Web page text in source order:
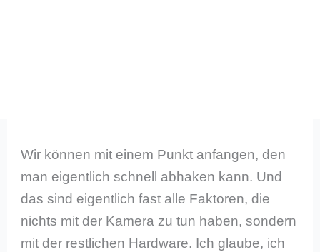
Wir können mit einem Punkt anfangen, den
man eigentlich schnell abhaken kann. Und
das sind eigentlich fast alle Faktoren, die
nichts mit der Kamera zu tun haben, sondern
mit der restlichen Hardware. Ich glaube, ich